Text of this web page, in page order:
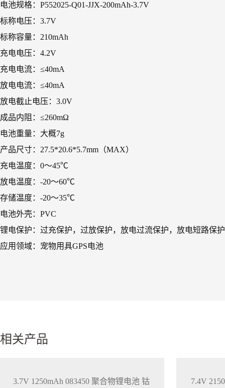
电池规格：P552025-Q01-JJX-200mAh-3.7V
标称电压：3.7V
标称容量：210mAh
充电电压：4.2V
充电电流：≤40mA
放电电流：≤40mA
放电截止电压：3.0V
成品内阻：≤260mΩ
电池重量：大概7g
产品尺寸：27.5*20.6*5.7mm（MAX）
充电温度：0～45℃
放电温度：-20～60℃
存储温度：-20～35℃
电池外壳：PVC
锂电保护：过充保护，过放保护，放电过流保护，放电短路保
应用领域：宠物用具GPS电池
相关产品
3.7V 1250mAh 083450 聚合物锂电池 钴
7.4V